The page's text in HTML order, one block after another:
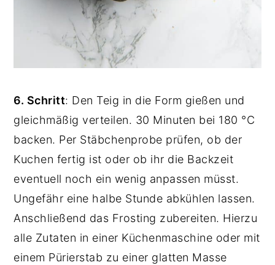
6. Schritt: Den Teig in die Form gießen und
gleichmäßig verteilen. 30 Minuten bei 180 °C
backen. Per Stäbchenprobe prüfen, ob der
Kuchen fertig ist oder ob ihr die Backzeit
eventuell noch ein wenig anpassen müsst.
Ungefähr eine halbe Stunde abkühlen lassen.
Anschließend das Frosting zubereiten. Hierzu
alle Zutaten in einer Küchenmaschine oder mit
einem Pürierstab zu einer glatten Masse